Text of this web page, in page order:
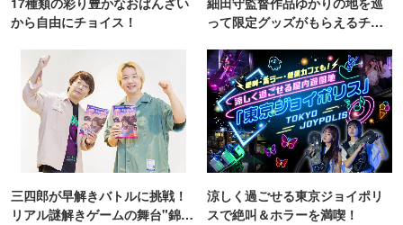
から自由にチョイス！
って限定グッズがもらえるチャ
三四郎が早解きバトルに挑戦！
リアル謎解きゲームの舞台"錦糸
涼しく過ごせる東京ジョイポリ
スで絶叫＆ホラーを満喫！